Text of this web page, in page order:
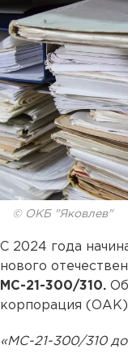
© ОКБ "Яковлев"
С 2024 года
нового
МС-21-300/310.
корпорация (ОАК)
«МС-21-300/310